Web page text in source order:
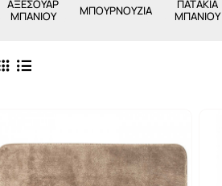
ΑΞΕΣΟΥΑΡ
ΜΠΑΝΙΟΥ
ΜΠΟΥΡΝΟΥΖΙΑ
ΠΑΤΑΚΙΑ
ΜΠΑΝΙΟΥ